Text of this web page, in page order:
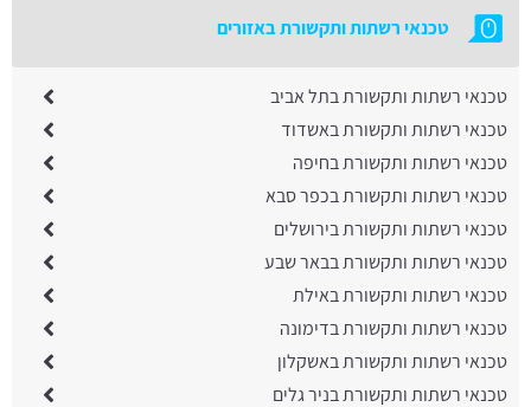
טכנאי רשתות ותקשורת באזורים
טכנאי רשתות ותקשורת בתל אביב
טכנאי רשתות ותקשורת באשדוד
טכנאי רשתות ותקשורת בחיפה
טכנאי רשתות ותקשורת בכפר סבא
טכנאי רשתות ותקשורת בירושלים
טכנאי רשתות ותקשורת בבאר שבע
טכנאי רשתות ותקשורת באילת
טכנאי רשתות ותקשורת בדימונה
טכנאי רשתות ותקשורת באשקלון
טכנאי רשתות ותקשורת בניר גלים